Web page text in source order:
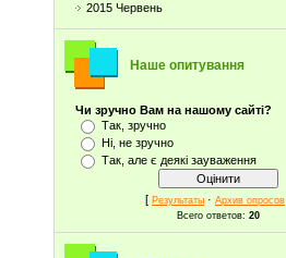
2015 Червень
Наше опитування
Чи зручно Вам на нашому сайті?
Так, зручно
Ні, не зручно
Так, але є деякі зауваження
[ Результаты · Архив опросов
Всего ответов: 20